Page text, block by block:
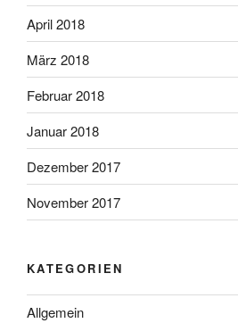
April 2018
März 2018
Februar 2018
Januar 2018
Dezember 2017
November 2017
KATEGORIEN
Allgemein